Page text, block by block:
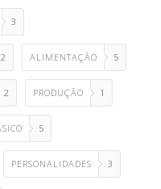
3
2 ALIMENTAÇÃO 5
2 PRODUÇÃO 1
5
PERSONALIDADES 3